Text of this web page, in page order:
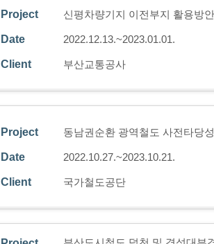
Project 신평차량기지 이전부지 활용방
Date 2022.12.13.~2023.01.01.
Client 부산교통공사
Project 동남권순환 광역철도 사전타당
Date 2022.10.27.~2023.10.21.
Client 국가철도공단